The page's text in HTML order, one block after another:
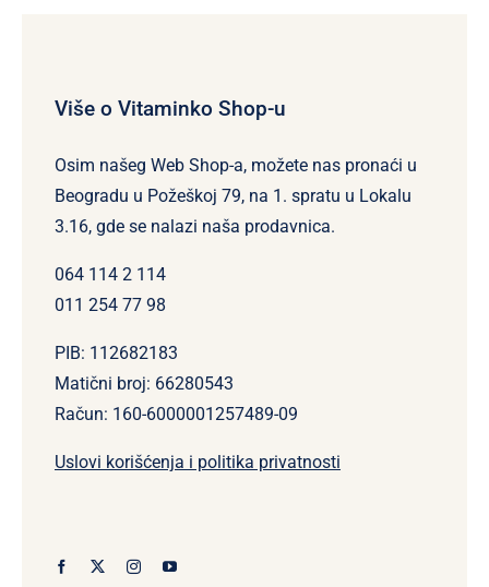
Više o Vitaminko Shop-u
Osim našeg Web Shop-a, možete nas pronaći u
Beogradu u Požeškoj 79, na 1. spratu u Lokalu
3.16, gde se nalazi naša prodavnica.
064 114 2 114
011 254 77 98
PIB: 112682183
Matični broj: 66280543
Račun: 160-6000001257489-09
Uslovi korišćenja i politika privatnosti